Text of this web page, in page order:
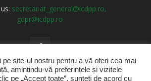
secretariat_general@icdpp.ro,
gdpr@icdpp.ro
pe site-ul nostru pentru a vă oferi cea mai
amintindu-vă preferințele și vizitele
pe „Accept toate”, sunteți de acord cu